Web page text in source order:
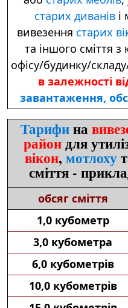
старих диванів і
вивезення старих
та іншого сміття
офісу/будинку/
в залежності
завантаження,
Тарифина
райондля
вікон,мотлоху
сміття -
обсяг сміття
1,0 кубометр
3,0 кубометра
6,0 кубометрів
10,0 кубометрів